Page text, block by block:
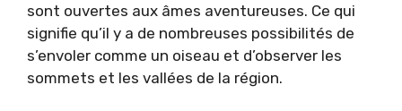
sont ouvertes aux âmes aventureuses. Ce qui
signifie qu’il y a de nombreuses possibilités de
s’envoler comme un oiseau et d’observer les
sommets et les vallées de la région.